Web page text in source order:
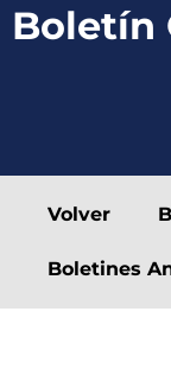
Boletín
Volver
Boletines